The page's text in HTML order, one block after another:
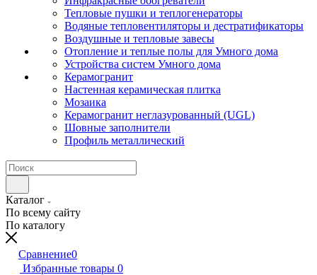
Тепловые пушки и теплогенераторы
Водяные тепловентиляторы и дестратификаторы
Воздушные и тепловые завесы
Отопление и теплые полы для Умного дома
Устройства систем Умного дома
Керамогранит
Настенная керамическая плитка
Мозаика
Керамогранит неглазурованный (UGL)
Шовные заполнители
Профиль металлический
Каталог
По всему сайту
По каталогу
Сравнение0
Избранные товары 0